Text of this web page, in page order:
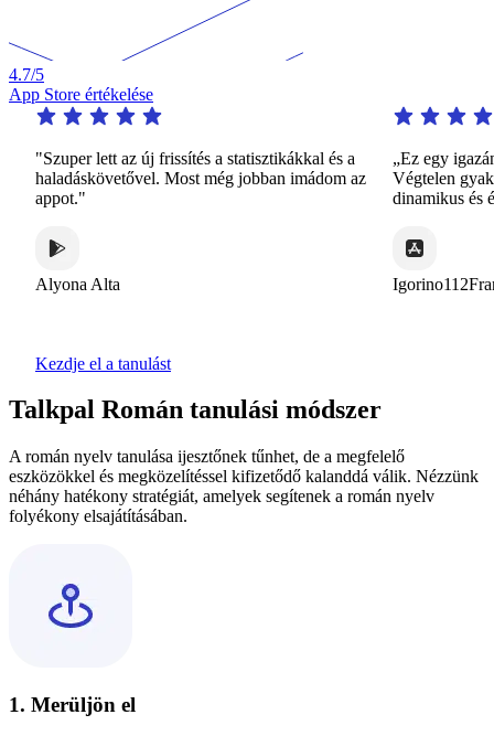
4.7/5
App Store értékelése
"Szuper lett az új frissítés a statisztikákkal és a
haladáskövetővel. Most még jobban imádom az
appot."
Alyona Alta
„Ez egy
Végtelen
dinamikus és
Kezdje el a tanulást
Talkpal Román tanulási módszer
A román nyelv tanulása ijesztőnek tűnhet, de a megfelelő
eszközökkel és megközelítéssel kifizetődő kalanddá válik. Nézzünk
néhány hatékony stratégiát, amelyek segítenek a román nyelv
folyékony elsajátításában.
1. Merüljön el